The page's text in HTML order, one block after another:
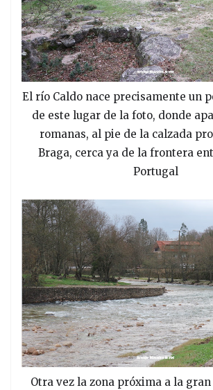
El río Caldo nace precisamente un
de este lugar de la foto, donde
romanas, al pie de la calzada
Braga, cerca ya de la frontera
Portugal
Otra vez la zona próxima a la